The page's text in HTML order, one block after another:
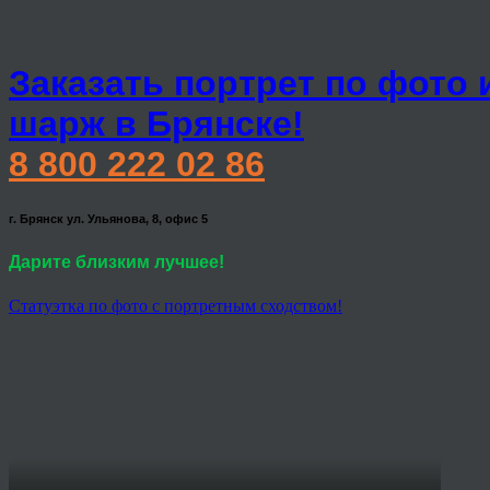
Заказать портрет по фото
шарж в Брянске!
8 800 222 02 86
г. Брянск ул. Ульянова, 8, офис 5
Дарите близким лучшее!
Статуэтка по фото с портретным сходством!